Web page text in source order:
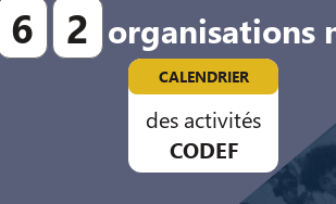
6 2 organisations
CALENDRIER
des activités
CODEF